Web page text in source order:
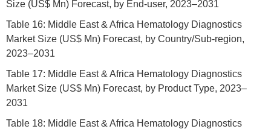
Size (US$ Mn) Forecast, by End-user, 2023–2031
Table 16: Middle East & Africa Hematology Diagnostics
Market Size (US$ Mn) Forecast, by Country/Sub-region,
2023–2031
Table 17: Middle East & Africa Hematology Diagnostics
Market Size (US$ Mn) Forecast, by Product Type, 2023–
2031
Table 18: Middle East & Africa Hematology Diagnostics